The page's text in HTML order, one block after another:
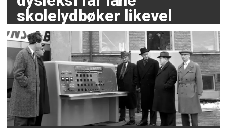
skolelydbøker likevel